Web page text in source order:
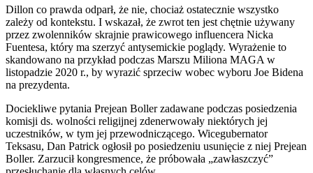
Dillon co prawda odparł, że nie, chociaż ostatecznie wszystko
zależy od kontekstu. I wskazał, że zwrot ten jest chętnie używany
przez zwolenników skrajnie prawicowego influencera Nicka
Fuentesa, który ma szerzyć antysemickie poglądy. Wyrażenie to
skandowano na przykład podczas Marszu Miliona MAGA w
listopadzie 2020 r., by wyrazić sprzeciw wobec wyboru Joe Bidena
na prezydenta.
Dociekliwe pytania Prejean Boller zadawane podczas posiedzenia
komisji ds. wolności religijnej zdenerwowały niektórych jej
uczestników, w tym jej przewodniczącego. Wicegubernator
Teksasu, Dan Patrick ogłosił po posiedzeniu usunięcie z niej Prejean
Boller. Zarzucił kongresmence, że próbowała „zawłaszczyć”